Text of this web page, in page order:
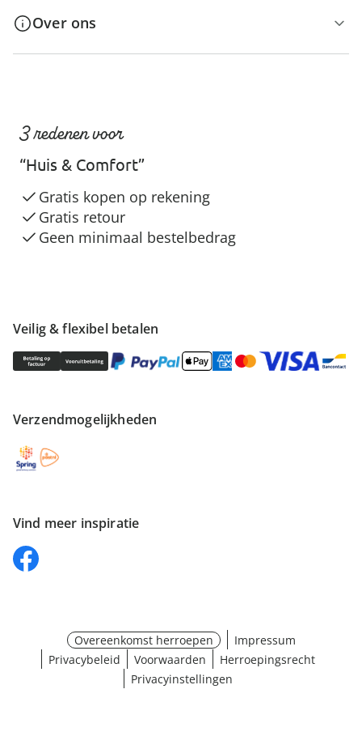
Over ons
Veilig & flexibel betalen
Verzendmogelijkheden
Vind meer inspiratie
3 redenen voor
“Huis & Comfort”
Gratis kopen op rekening
Gratis retour
Geen minimaal bestelbedrag
Overeenkomst herroepen
Impressum
Privacybeleid
Voorwaarden
Herroepingsrecht
Privacyinstellingen